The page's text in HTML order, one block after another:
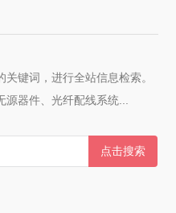
键词，进行全站信息检索。
器件、光纤配线系统...
点击搜索